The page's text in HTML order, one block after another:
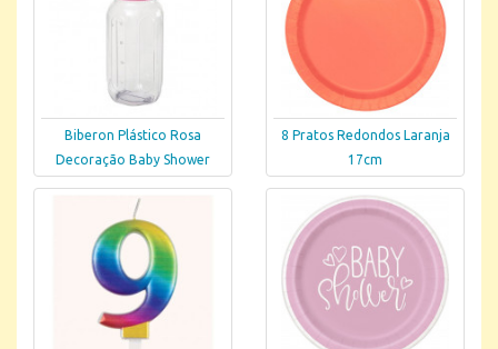
Biberon Plástico Rosa
Decoração Baby Shower
8 Pratos Redondos Laranja
17cm